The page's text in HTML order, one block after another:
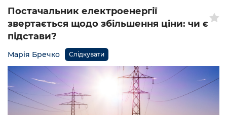
Постачальник електроенергії
звертається щодо збільшення ціни: чи є
підстави?
Марія Бречко Слідкувати